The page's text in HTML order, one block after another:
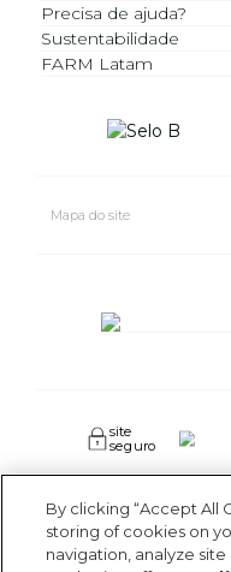
Precisa de ajuda?
Sustentabilidade
FARM Latam
FARM RIO CIDADE
ROUPAS SA. - Av Coronel
Pavuna - Rio de Janeiro - RJ -
Mapa do site
site
seguro
By clicking “Accept All
storing of cookies on
navigation, analyze site